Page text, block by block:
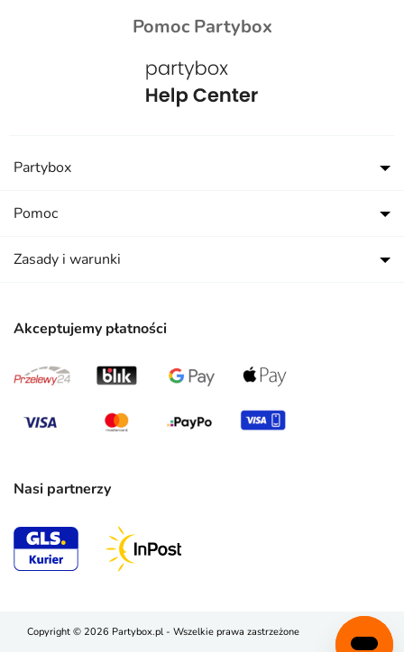
Pomoc Partybox
Akceptujemy płatności
Nasi partnerzy
Partybox
Pomoc
Zasady i warunki
Copyright © 2026 Partybox.pl - Wszelkie prawa zastrzeżone